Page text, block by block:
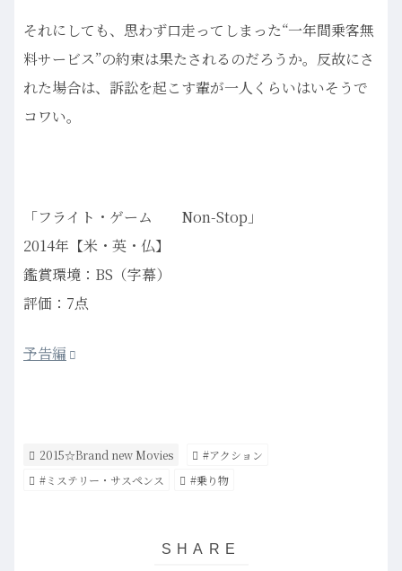
それにしても、思わず口走ってしまった“一年間乗客無
料サービス”の約束は果たされるのだろうか。反故にさ
れた場合は、訴訟を起こす輩が一人くらいはいそうで
コワい。
「フライト・ゲーム Non-Stop」
2014年【米・英・仏】
鑑賞環境：BS（字幕）
評価：7点
予告編
2015☆Brand new Movies
#アクション
#ミステリー・サスペンス
#乗り物